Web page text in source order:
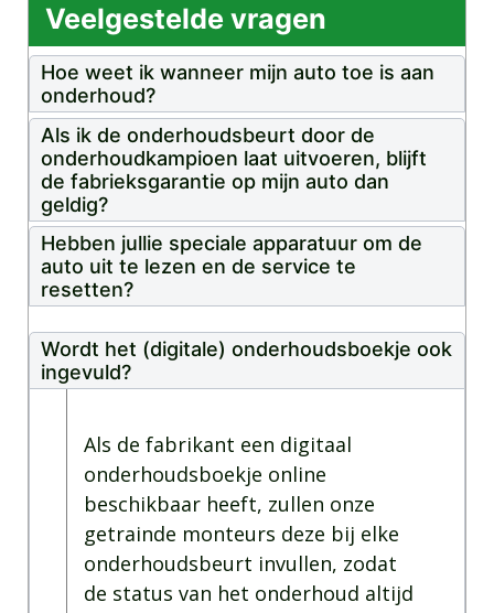
Veelgestelde vragen
Hoe weet ik wanneer mijn auto toe is aan
onderhoud?
Als ik de onderhoudsbeurt door de
onderhoudkampioen laat uitvoeren, blijft
de fabrieksgarantie op mijn auto dan
geldig?
Hebben jullie speciale apparatuur om de
auto uit te lezen en de service te
resetten?
Wordt het (digitale) onderhoudsboekje ook
ingevuld?
Als de fabrikant een digitaal
onderhoudsboekje online
beschikbaar heeft, zullen onze
getrainde monteurs deze bij elke
onderhoudsbeurt invullen, zodat
de status van het onderhoud altijd